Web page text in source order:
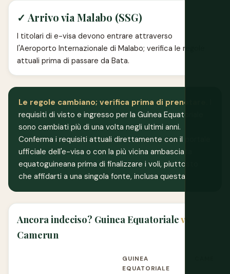
✓ Arrivo via Malabo (SSG)
I titolari di e-visa devono entrare attraverso
l'Aeroporto Internazionale di Malabo; verifica le regole
attuali prima di passare da Bata.
Le regole cambiano; verifica prima di prenotare.
requisiti di visto e ingresso per la Guinea Equatoriale
sono cambiati più di una volta negli ultimi anni.
Conferma i requisiti attuali direttamente con il portale
ufficiale dell'e-visa o con la più vicina ambasciata
equatoguineana prima di finalizzare i voli, piuttosto
che affidarti a una singola fonte, inclusa questa.
Ancora indeciso? Guinea Equatorialevs
Camerun
GUINEA
EQUATORIALE